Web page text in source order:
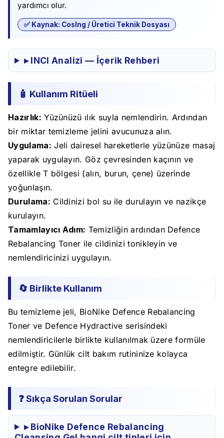
yardımcı olur.
✅ Kaynak: CosIng / Üretici Teknik Dosyası
▸ INCI Analizi — İçerik Rehberi
🧴 Kullanım Ritüeli
Hazırlık: Yüzünüzü ılık suyla nemlendirin. Ardından
bir miktar temizleme jelini avucunuza alın.
Uygulama: Jeli dairesel hareketlerle yüzünüze masaj
yaparak uygulayın. Göz çevresinden kaçının ve
özellikle T bölgesi (alın, burun, çene) üzerinde
yoğunlaşın.
Durulama: Cildinizi bol su ile durulayın ve nazikçe
kurulayın.
Tamamlayıcı Adım: Temizliğin ardından Defence
Rebalancing Toner ile cildinizi tonikleyin ve
nemlendiricinizi uygulayın.
🔄 Birlikte Kullanım
Bu temizleme jeli, BioNike Defence Rebalancing
Toner ve Defence Hydractive serisindeki
nemlendiricilerle birlikte kullanılmak üzere formüle
edilmiştir. Günlük cilt bakım rutininize kolayca
entegre edilebilir.
❓ Sıkça Sorulan Sorular
▸ BioNike Defence Rebalancing